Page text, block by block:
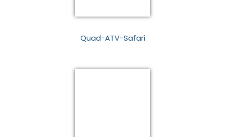
Quad-ATV-Safari